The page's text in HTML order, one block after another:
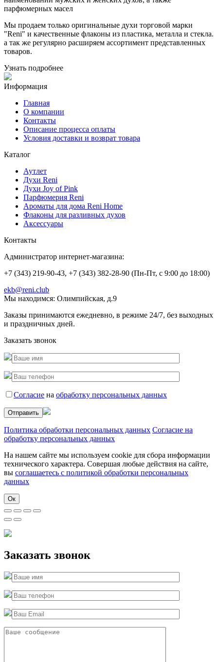
парфюмерных масел
Мы продаем только оригинальные духи торговой марки
"Reni" и качественные флаконы из пластика, металла и стекла.
а так же регулярно расширяем ассортимент представленных
товаров.
Узнать подробнее
Информация
Главная
О компании
Контакты
Описание процесса оплаты
Условия доставки и возврат товара
Каталог
Аутлет
Духи Reni
Духи Joy of Pink
Парфюмерия Reni
Ароматы для дома Reni Home
Флаконы для разливных духов
Аксессуары
Контакты
Администратор интернет-магазина:
+7 (343) 219-90-43, +7 (343) 382-28-90 (Пн-Пт, с 9:00 до 18:00)
ekb@reni.club
Мы находимся: Олимпийская, д.9
Заказы принимаются ежедневно, в режиме 24/7, без выходных
и праздничных дней.
Заказать звонок
Согласие на обработку персональных данных
Политика обработки персональных данных Согласие на
обработку персональных данных
На нашем сайте мы используем cookie для сбора информации
технического характера. Совершая любые действия на сайте,
вы соглашаетесь с политикой обработки персональных
данных
Ок
Заказать звонок